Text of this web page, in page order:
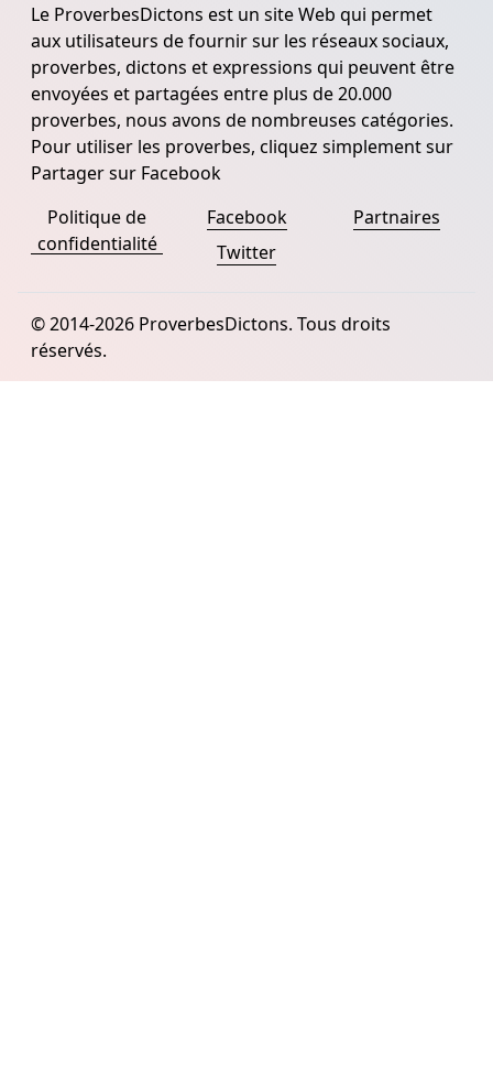
Le ProverbesDictons est un site Web qui permet
aux utilisateurs de fournir sur les réseaux sociaux,
proverbes, dictons et expressions qui peuvent être
envoyées et partagées entre plus de 20.000
proverbes, nous avons de nombreuses catégories.
Pour utiliser les proverbes, cliquez simplement sur
Partager sur Facebook
Politique de
confidentialité
Facebook
Twitter
Partnaires
© 2014-2026 ProverbesDictons. Tous droits
réservés.